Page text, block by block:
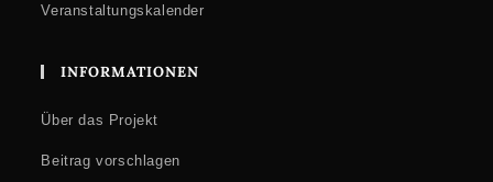
Veranstaltungskalender
INFORMATIONEN
Über das Projekt
Beitrag vorschlagen